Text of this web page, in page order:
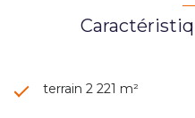
terrain 2 221 m²